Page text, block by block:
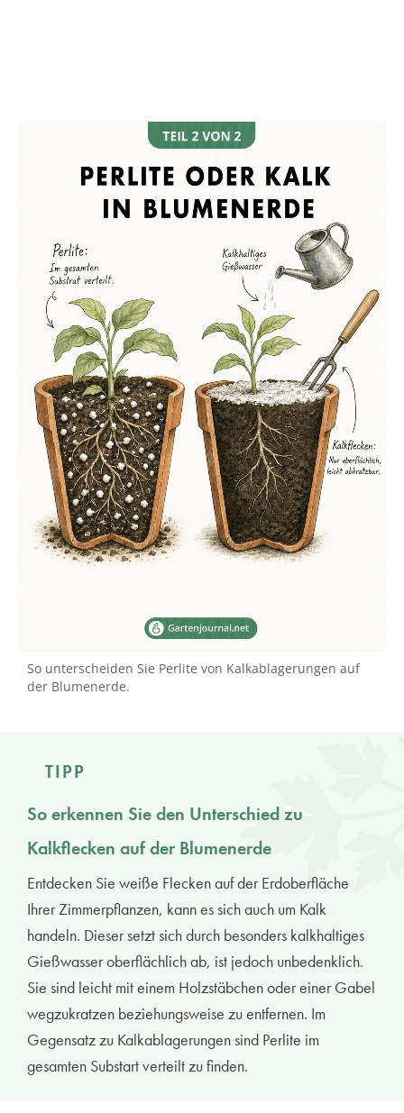
So unterscheiden Sie Perlite von Kalkablagerungen auf
der Blumenerde.
TIPP
So erkennen Sie den Unterschied zu
Kalkflecken auf der Blumenerde
Entdecken Sie weiße Flecken auf der Erdoberfläche
Ihrer Zimmerpflanzen, kann es sich auch um Kalk
handeln. Dieser setzt sich durch besonders kalkhaltiges
Gießwasser oberflächlich ab, ist jedoch unbedenklich.
Sie sind leicht mit einem Holzstäbchen oder einer Gabel
wegzukratzen beziehungsweise zu entfernen. Im
Gegensatz zu Kalkablagerungen sind Perlite im
gesamten Substart verteilt zu finden.